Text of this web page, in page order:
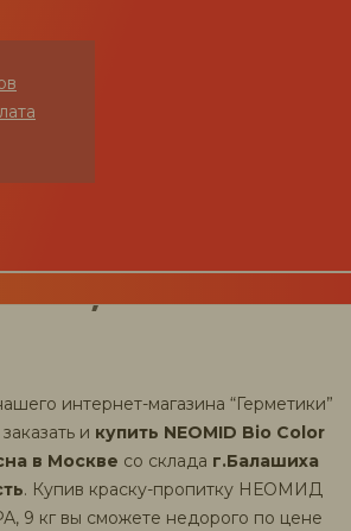
защитная
Bio Color Ultra
9 л Сосна
интернет-магазина “Герметики”
и купить NEOMID Bio Color
в Москве со склада г.Балашиха
. Купив краску-пропитку НЕОМИД
кг вы сможете недорого по цене